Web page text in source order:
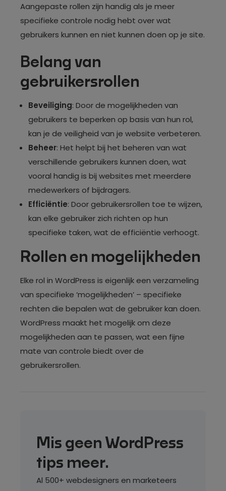
Aangepaste rollen zijn handig als je meer
specifieke controle nodig hebt over wat
gebruikers kunnen en niet kunnen doen op je site.
Belang van
gebruikersrollen
Beveiliging: Door de mogelijkheden van
gebruikers te beperken op basis van hun rol,
kan je de veiligheid van je website verbeteren.
Beheer: Het helpt bij het beheren van wat
verschillende gebruikers kunnen doen, wat
vooral handig is bij websites met meerdere
medewerkers of bijdragers.
Efficiëntie: Door gebruikersrollen toe te wijzen,
kan elke gebruiker zich richten op hun
specifieke taken, wat de efficiëntie verhoogt.
Rollen en mogelijkheden
Elke rol in WordPress is eigenlijk een verzameling
van specifieke ‘mogelijkheden’ – specifieke
rechten die bepalen wat de gebruiker kan doen.
WordPress maakt het mogelijk om deze
mogelijkheden aan te passen, wat een fijne
mate van controle biedt over de
gebruikersrollen.
Mis geen WordPress
tips meer.
Al 500+ webdesigners en marketeers